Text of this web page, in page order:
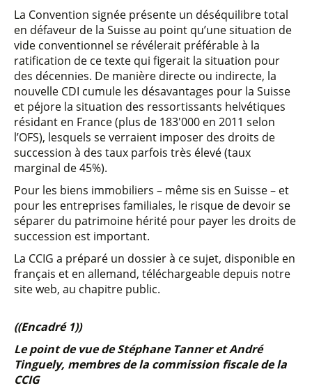
La Convention signée présente un déséquilibre total
en défaveur de la Suisse au point qu’une situation de
vide conventionnel se révélerait préférable à la
ratification de ce texte qui figerait la situation pour
des décennies. De manière directe ou indirecte, la
nouvelle CDI cumule les désavantages pour la Suisse
et péjore la situation des ressortissants helvétiques
résidant en France (plus de 183'000 en 2011 selon
l’OFS), lesquels se verraient imposer des droits de
succession à des taux parfois très élevé (taux
marginal de 45%).
Pour les biens immobiliers – même sis en Suisse – et
pour les entreprises familiales, le risque de devoir se
séparer du patrimoine hérité pour payer les droits de
succession est important.
La CCIG a préparé un dossier à ce sujet, disponible en
français et en allemand, téléchargeable depuis notre
site web, au chapitre public.
((Encadré 1))
Le point de vue de Stéphane Tanner et André
Tinguely, membres de la commission fiscale de la
CCIG